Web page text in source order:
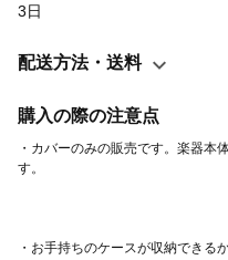
3日
配送方法・送料
購入の際の注意点
・カバーのみの販売です。楽器本
・お手持ちのケースが収納できる